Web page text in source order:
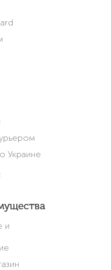
Украине
и